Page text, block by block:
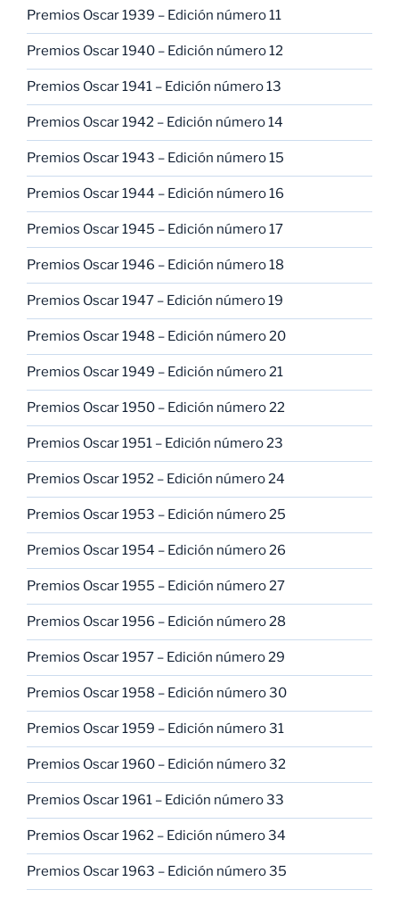
Premios Oscar 1939 – Edición número 11
Premios Oscar 1940 – Edición número 12
Premios Oscar 1941 – Edición número 13
Premios Oscar 1942 – Edición número 14
Premios Oscar 1943 – Edición número 15
Premios Oscar 1944 – Edición número 16
Premios Oscar 1945 – Edición número 17
Premios Oscar 1946 – Edición número 18
Premios Oscar 1947 – Edición número 19
Premios Oscar 1948 – Edición número 20
Premios Oscar 1949 – Edición número 21
Premios Oscar 1950 – Edición número 22
Premios Oscar 1951 – Edición número 23
Premios Oscar 1952 – Edición número 24
Premios Oscar 1953 – Edición número 25
Premios Oscar 1954 – Edición número 26
Premios Oscar 1955 – Edición número 27
Premios Oscar 1956 – Edición número 28
Premios Oscar 1957 – Edición número 29
Premios Oscar 1958 – Edición número 30
Premios Oscar 1959 – Edición número 31
Premios Oscar 1960 – Edición número 32
Premios Oscar 1961 – Edición número 33
Premios Oscar 1962 – Edición número 34
Premios Oscar 1963 – Edición número 35